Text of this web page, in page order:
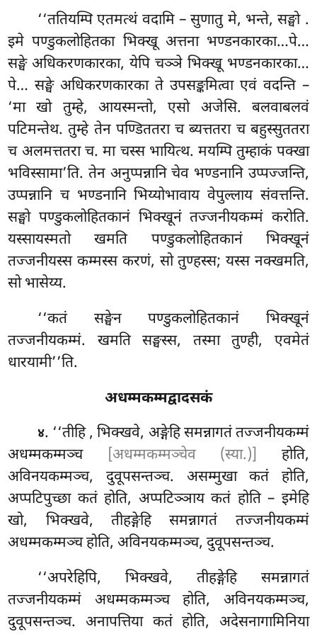
‘‘ततियम्पि एतमत्थं वदामि – सुणातु मे, भन्ते, सङ्घो .
इमे पण्डुकलोहितका भिक्खू अत्तना भण्डनकारका…पे…
सङ्घे अधिकरणकारका, येपि चञ्ञे भिक्खू भण्डनकारका…
पे… सङ्घे अधिकरणकारका ते उपसङ्कमित्वा एवं वदन्ति –
‘मा खो तुम्हे, आयस्मन्तो, एसो अजेसि. बलवाबलवं
पटिमन्तेथ. तुम्हे तेन पण्डिततरा च ब्यत्ततरा च बहुस्सुततरा
च अलमत्ततरा च. मा चस्स भायित्थ. मयम्पि तुम्हाकं पक्खा
भविस्सामा’ति. तेन अनुप्पन्नानि चेव भण्डनानि उप्पज्जन्ति,
उप्पन्नानि च भण्डनानि भिय्योभावाय वेपुल्लाय संवत्तन्ति.
सङ्घो पण्डुकलोहितकानं भिक्खूनं तज्जनीयकम्मं करोति.
यस्सायस्मतो खमति पण्डुकलोहितकानं भिक्खूनं
तज्जनीयस्स कम्मस्स करणं, सो तुण्हस्स; यस्स नक्खमति,
सो भासेय्य.
‘‘कतं सङ्घेन पण्डुकलोहितकानं भिक्खूनं
तज्जनीयकम्मं. खमति सङ्घस्स, तस्मा तुण्ही, एवमेतं
धारयामी’’ति.
अधम्मकम्मद्वादसकं
४. ‘‘तीहि, भिक्खवे, अङ्गेहि समन्नागतं तज्जनीयकम्मं
अधम्मकम्मञ्च
[अधम्मकम्मञ्चेव (स्या.)]
होति,
अविनयकम्मञ्च, दुवूपसन्तञ्च. असम्मुखा कतं होति,
अप्पटिपुच्छा कतं होति, अप्पटिञ्ञाय कतं होति – इमेहि
खो, भिक्खवे, तीहङ्गेहि समन्नागतं तज्जनीयकम्मं
अधम्मकम्मञ्च होति, अविनयकम्मञ्च, दुवूपसन्तञ्च.
‘‘अपरेहिपि, भिक्खवे, तीहङ्गेहि समन्नागतं
तज्जनीयकम्मं अधम्मकम्मञ्च होति, अविनयकम्मञ्च,
दुवूपसन्तञ्च. अनापत्तिया कतंहोति, अदेसनागामिनिया